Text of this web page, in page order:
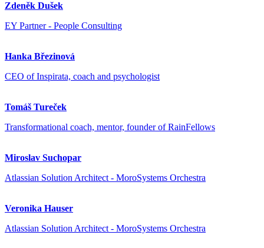
Zdeněk Dušek
EY Partner - People Consulting
Hanka Březinová
CEO of Inspirata, coach and psychologist
Tomáš Tureček
Transformational coach, mentor, founder of RainFellows
Miroslav Suchopar
Atlassian Solution Architect - MoroSystems Orchestra
Veronika Hauser
Atlassian Solution Architect - MoroSystems Orchestra